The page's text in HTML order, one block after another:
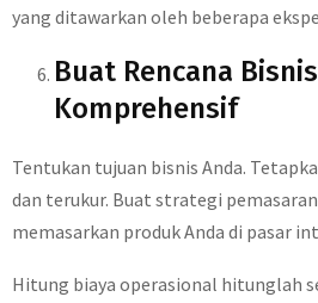
yang ditawarkan oleh beberapa
Buat Rencana
Komprehensif
Tentukan tujuan bisnis Anda.
dan terukur. Buat strategi
memasarkan produk Anda di pasar
Hitung biaya operasional hitunglah